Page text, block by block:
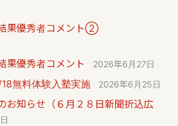
果優秀者コメント②
果優秀者コメント 2026年6月27日
無料体験入塾実施 2026年6月25日
お知らせ（６月２８日新聞折込広